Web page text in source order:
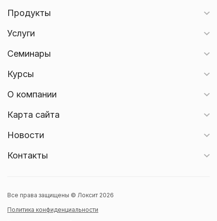
Продукты
Услуги
Семинары
Курсы
О компании
Карта сайта
Новости
Контакты
Все права защищены © Локсит 2026
Политика конфиденциальности